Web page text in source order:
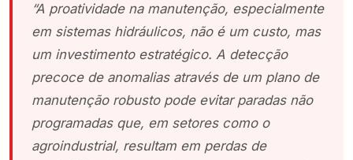
“A proatividade na manutenção, especialmente
em sistemas hidráulicos, não é um custo, mas
um investimento estratégico. A detecção
precoce de anomalias através de um plano de
manutenção robusto pode evitar paradas não
programadas que, em setores como o
agroindustrial, resultam em perdas de